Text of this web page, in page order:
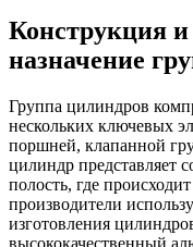
Конструкция
назначение
Группа цилиндров
нескольких ключевых
поршней, клапанной
цилиндр представляет
полость, где
производители
изготовления
высококачественный